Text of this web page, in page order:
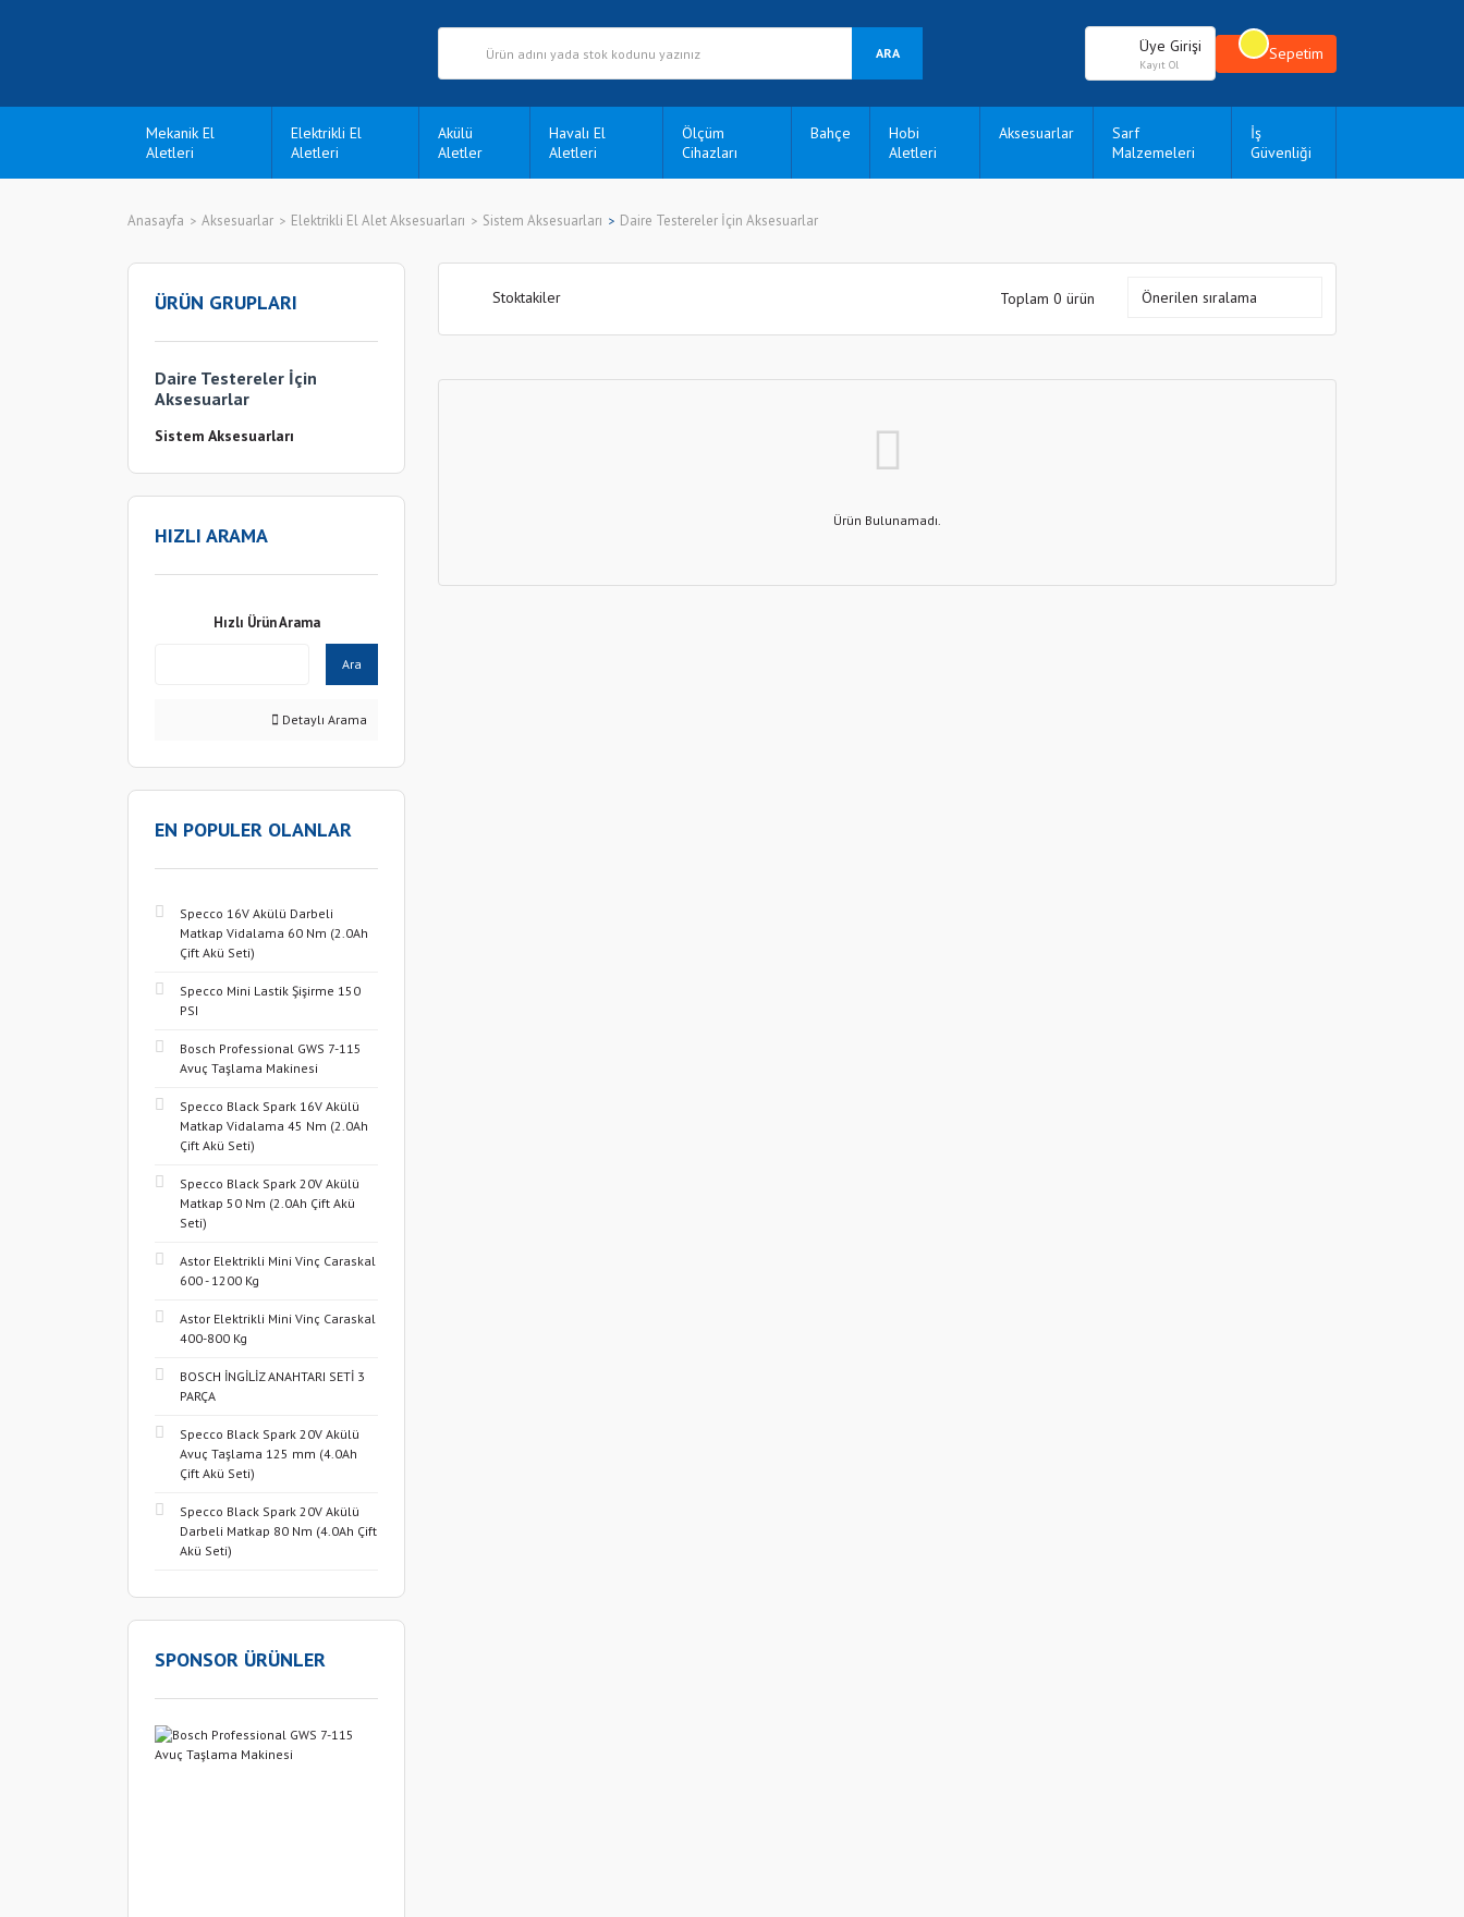
ARA Üye Girişi
Kayıt Ol
Sepetim
Mekanik El
Aletleri
Elektrikli El
Aletleri
Akülü
Aletler
Havalı El
Aletleri
Ölçüm
Cihazları
Bahçe
Hobi
Aletleri
Aksesuarlar
Sarf
Malzemeleri
İş
Güvenliği
Anasayfa Aksesuarlar Elektrikli El Alet Aksesuarları Sistem Aksesuarları Daire Testereler İçin Aksesuarlar
ÜRÜN GRUPLARI
Daire Testereler İçin
Aksesuarlar
Sistem Aksesuarları
HIZLI ARAMA
Hızlı Ürün Arama
Ara
Detaylı Arama
EN POPULER OLANLAR
Specco 16V Akülü Darbeli
Matkap Vidalama 60 Nm (2.0Ah
Çift Akü Seti)
Specco Mini Lastik Şişirme 150
PSI
Bosch Professional GWS 7-115
Avuç Taşlama Makinesi
Specco Black Spark 16V Akülü
Matkap Vidalama 45 Nm (2.0Ah
Çift Akü Seti)
Specco Black Spark 20V Akülü
Matkap 50 Nm (2.0Ah Çift Akü
Seti)
Astor Elektrikli Mini Vinç Caraskal
600 - 1200 Kg
Astor Elektrikli Mini Vinç Caraskal
400-800 Kg
BOSCH İNGİLİZ ANAHTARI SETİ 3
PARÇA
Specco Black Spark 20V Akülü
Avuç Taşlama 125 mm (4.0Ah
Çift Akü Seti)
Specco Black Spark 20V Akülü
Darbeli Matkap 80 Nm (4.0Ah Çift
Akü Seti)
SPONSOR ÜRÜNLER
Stoktakiler Toplam 0 ürün
Ürün Bulunamadı.